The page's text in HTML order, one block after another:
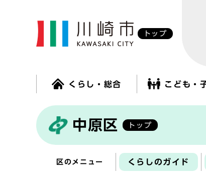
トップ
くらし・総合 こども・
中原区 トップ
区のメニュー くらしのガイド